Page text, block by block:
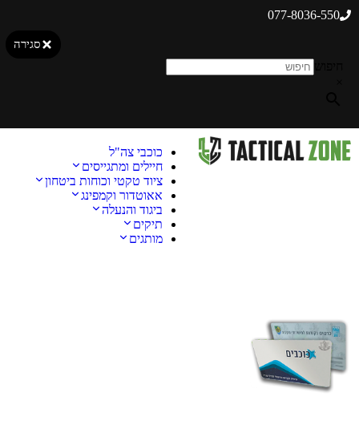
077-8036-550
סגירה
כוכבי צה"ל
חיילים ומתגייסים
ציוד טקטי וכוחות ביטחון
אאוטדור וקמפינג
ביגוד והנעלה
תיקים
מותגים